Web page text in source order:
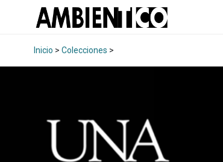
Inicio > Colecciones >